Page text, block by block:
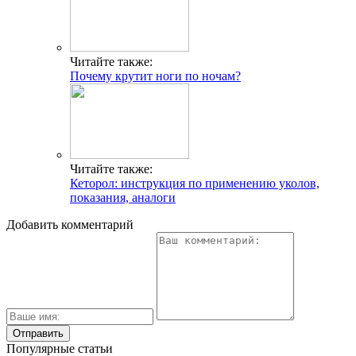
Читайте также:
Почему крутит ноги по ночам?
Читайте также:
Кеторол: инструкция по применению уколов,
показания, аналоги
Добавить комментарий
Популярные статьи